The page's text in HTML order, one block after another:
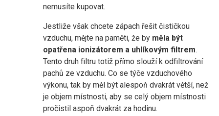
nemusíte kupovat.
Jestliže však chcete zápach řešit čističkou
vzduchu, mějte na paměti, že by měla být
opatřena ionizátorem a uhlíkovým filtrem.
Tento druh filtru totiž přímo slouží k odfiltrování
pachů ze vzduchu. Co se týče vzduchového
výkonu, tak by měl být alespoň dvakrát větší, než
je objem místnosti, aby se celý objem místnosti
pročistil aspoň dvakrát za hodinu.